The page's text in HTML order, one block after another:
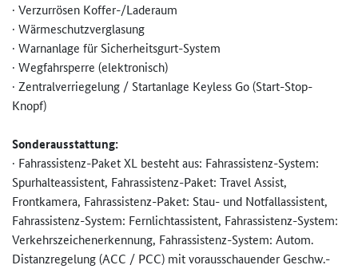
· Verzurrösen Koffer-/Laderaum
· Wärmeschutzverglasung
· Warnanlage für Sicherheitsgurt-System
· Wegfahrsperre (elektronisch)
· Zentralverriegelung / Startanlage Keyless Go (Start-Stop-
Knopf)
Sonderausstattung:
· Fahrassistenz-Paket XL besteht aus: Fahrassistenz-System:
Spurhalteassistent, Fahrassistenz-Paket: Travel Assist,
Frontkamera, Fahrassistenz-Paket: Stau- und Notfallassistent,
Fahrassistenz-System: Fernlichtassistent, Fahrassistenz-System:
Verkehrszeichenerkennung, Fahrassistenz-System: Autom.
Distanzregelung (ACC / PCC) mit vorausschauender Geschw.-